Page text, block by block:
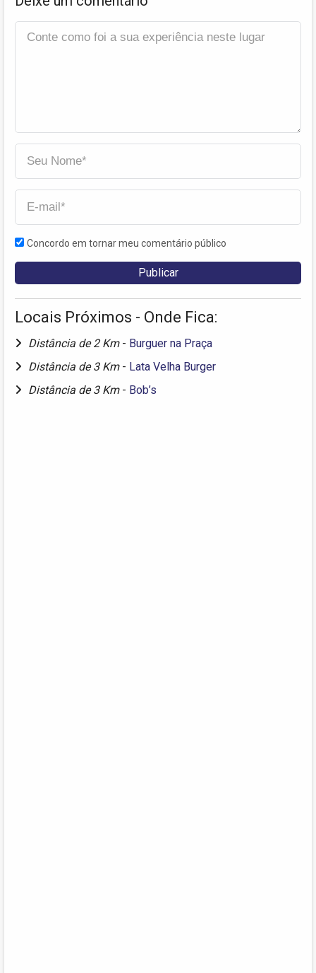
Concordo em tornar meu comentário público
Locais Próximos - Onde Fica:
Distância de 2 Km - Burguer na Praça
Distância de 3 Km - Lata Velha Burger
Distância de 3 Km - Bob’s